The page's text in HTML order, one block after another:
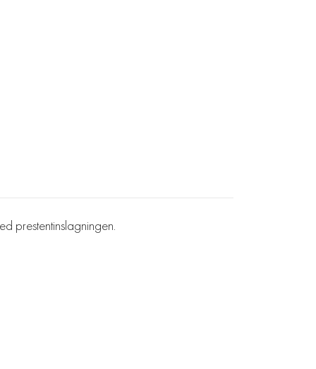
prestentinslagningen.